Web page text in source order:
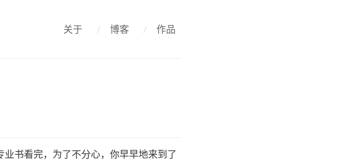
关于 / 博客 / 作品
书看完，为了不分心，你早早地来到了